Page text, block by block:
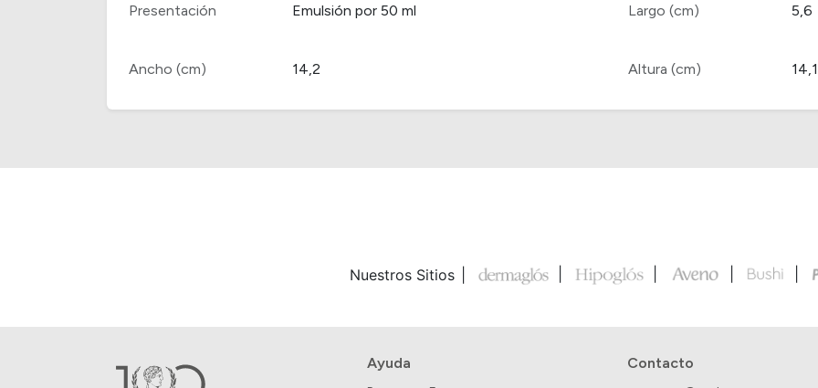
Presentación Emulsión por 50 ml Largo (cm) 5,6
Ancho (cm) 14,2 Altura (cm) 14,1
Nuestros Sitios
Ayuda Contacto